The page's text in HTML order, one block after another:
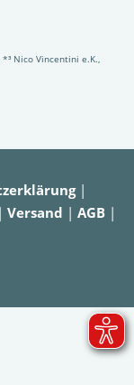
Nico Vincentini e.K.,
|
| Versand | AGB |